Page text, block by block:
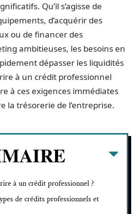
Qu’il s’agisse de
d’acquérir des
ou de financer des
ambitieuses, les besoins en
dépasser les liquidités
à un crédit professionnel
à ces exigences immédiates
la trésorerie de l’entreprise.
à un crédit professionnel ?
de crédits professionnels et